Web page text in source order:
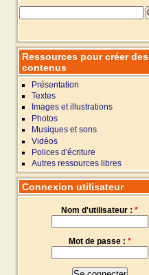
Ressources pour créer des
contenus
Présentation
Textes
Images et illustrations
Photos
Musiques et sons
Vidéos
Polices d'écriture
Autres ressources libres
Connexion utilisateur
Nom d'utilisateur : *
Mot de passe : *